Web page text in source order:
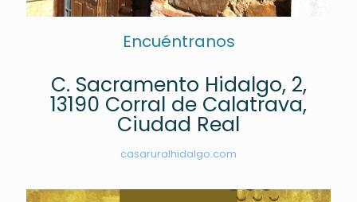
Encuéntranos
C. Sacramento Hidalgo, 2,
13190 Corral de Calatrava,
Ciudad Real
casaruralhidalgo.com